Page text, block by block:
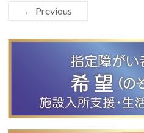
← Previous